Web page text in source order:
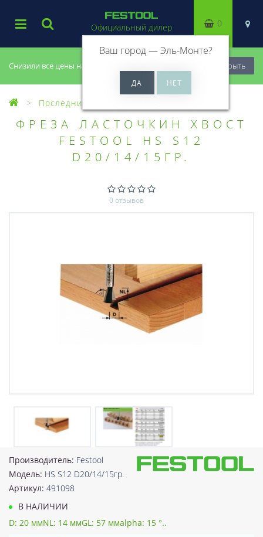
Снизили все цены на 20%, успей купить! Закрыть
Официальный дилер
Ваш город —Эль-Монте?
0
Последний шанс купить
ФРЕЗА ЛАСТОЧКИН ХВОСТ
FESTOOL HS S12
D20/14/15ГР.
0 отзывов
Производитель: Festool
Модель: HS S12 D20/14/15гр.
Артикул: 491098
В НАЛИЧИИ
D: 20 ммNL: 14 ммGL: 57 ммalpha: 15 °..